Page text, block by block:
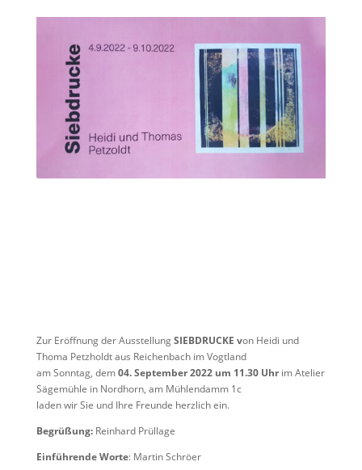
Zur Eröffnung der AusstellungSIEBDRUCKE von Heidi und
Thoma Petzholdt aus Reichenbach im Vogtland
am Sonntag, dem04. September 2022 um 11.30 Uhrim Atelier
Sägemühle in Nordhorn, am Mühlendamm 1c
laden wir Sie und Ihre Freunde herzlich ein.
Begrüßung: Reinhard Prüllage
Einführende Worte: Martin Schröer